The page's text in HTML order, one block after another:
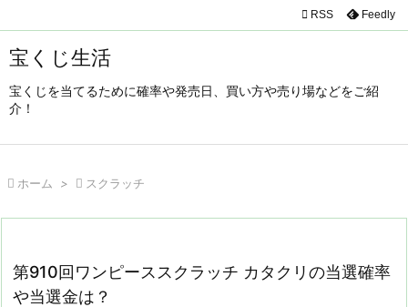
宝くじ生活
宝くじを当てるために確率や発売日、買い方や売り場などをご紹
介！

サイド
前へ
 RSS Feedly
 ホーム >  スクラッチ
第910回ワンピーススクラッチ カタクリの当選確率
や当選金は？